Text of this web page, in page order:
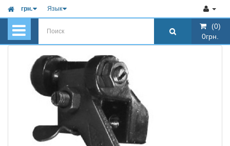
грн. Язык
(0)
0грн.